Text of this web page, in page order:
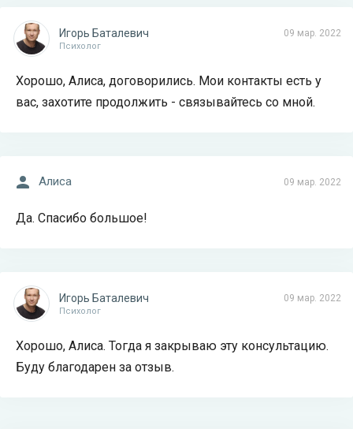
09 мар. 2022
Игорь Баталевич
Психолог
Хорошо, Алиса, договорились. Мои контакты есть у
вас, захотите продолжить - связывайтесь со мной.
09 мар. 2022
Алиса
Да. Спасибо большое!
09 мар. 2022
Игорь Баталевич
Психолог
Хорошо, Алиса. Тогда я закрываю эту консультацию.
Буду благодарен за отзыв.